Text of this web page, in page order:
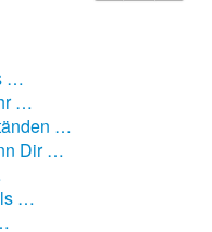
…
…
…
Dir …
…